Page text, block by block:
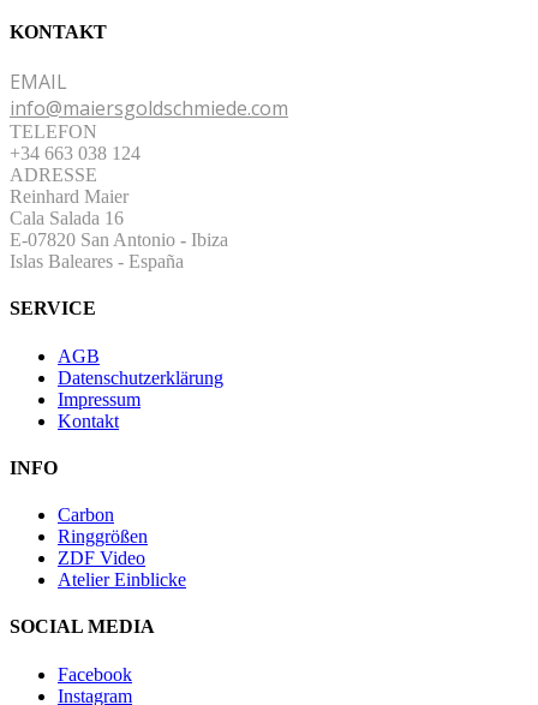
KONTAKT
EMAIL
info@maiersgoldschmiede.com
TELEFON
+34 663 038 124
ADRESSE
Reinhard Maier
Cala Salada 16
E-07820 San Antonio - Ibiza
Islas Baleares - España
SERVICE
AGB
Datenschutzerklärung
Impressum
Kontakt
INFO
Carbon
Ringgrößen
ZDF Video
Atelier Einblicke
SOCIAL MEDIA
Facebook
Instagram